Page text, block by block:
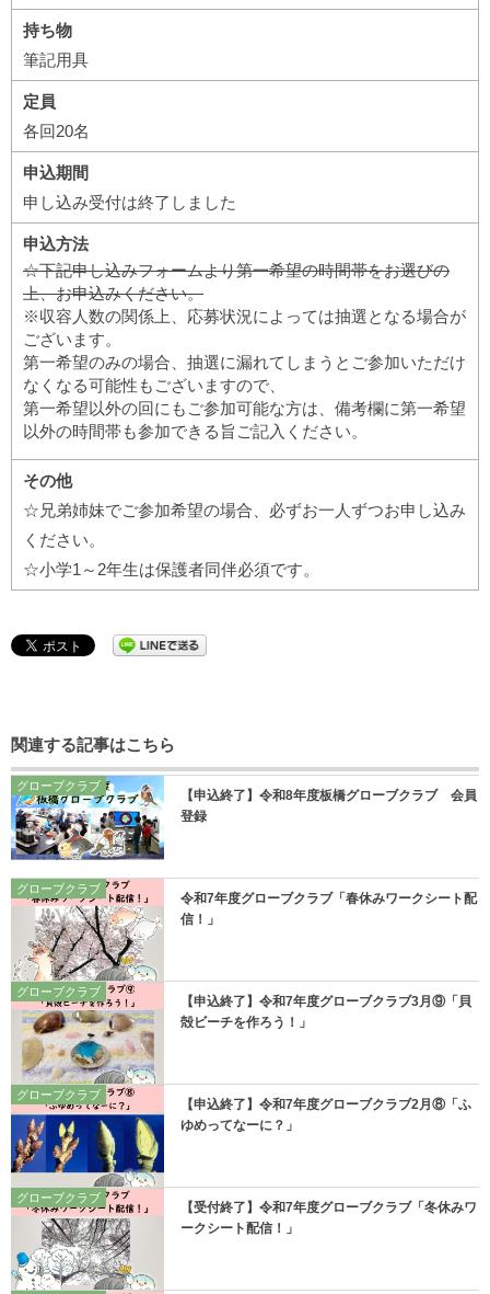
持ち物
筆記用具
定員
各回20名
申込期間
申し込み受付は終了しました
申込方法
☆下記申し込みフォームより第一希望の時間帯をお選びの
上、お申込みください。
※収容人数の関係上、応募状況によっては抽選となる場合が
ございます。
第一希望のみの場合、抽選に漏れてしまうとご参加いただけ
なくなる可能性もございますので、
第一希望以外の回にもご参加可能な方は、備考欄に第一希望
以外の時間帯も参加できる旨ご記入ください。
その他
☆兄弟姉妹でご参加希望の場合、必ずお一人ずつお申し込み
ください。
☆小学1～2年生は保護者同伴必須です。
関連する記事はこちら
グローブクラブ
【申込終了】令和8年度板橋グローブクラブ 会員
登録
グローブクラブ
令和7年度グローブクラブ「春休みワークシート配
信！」
グローブクラブ
【申込終了】令和7年度グローブクラブ3月⑨「貝
殻ビーチを作ろう！」
グローブクラブ
【申込終了】令和7年度グローブクラブ2月⑧「ふ
ゆめってなーに？」
グローブクラブ
【受付終了】令和7年度グローブクラブ「冬休みワ
ークシート配信！」